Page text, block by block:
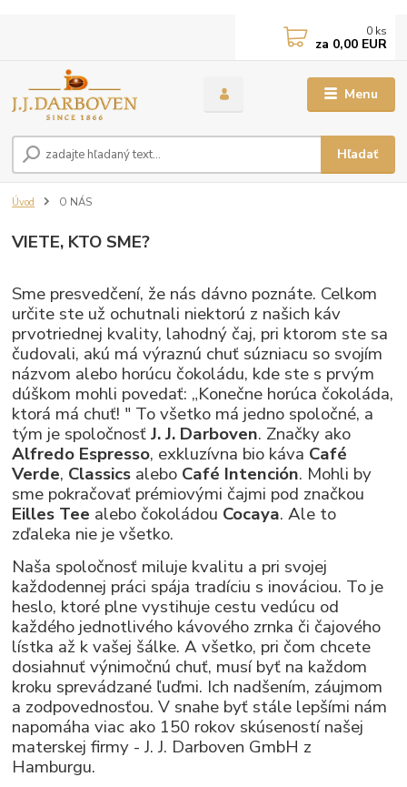
Menu
Hľadať
0 ks
za 0,00 EUR
Úvod O NÁS
VIETE, KTO SME?
Sme presvedčení, že nás dávno poznáte. Celkom
určite ste už ochutnali niektorú z našich káv
prvotriednej kvality, lahodný čaj, pri ktorom ste sa
čudovali, akú má výraznú chuť súzniacu so svojím
názvom alebo horúcu čokoládu, kde ste s prvým
dúškom mohli povedať: „Konečne horúca čokoláda,
ktorá má chuť! " To všetko má jedno spoločné, a
tým je spoločnosťJ. J. Darboven. Značky ako
Alfredo Espresso, exkluzívna bio káva Café
Verde, Classics alebo Café Intención. Mohli by
sme pokračovať prémiovými čajmi pod značkou
Eilles Tee alebo čokoládou Cocaya. Ale to
zďaleka nie je všetko.
Naša spoločnosť miluje kvalitu a pri svojej
každodennej práci spája tradíciu s inováciou. To je
heslo, ktoré plne vystihuje cestu vedúcu od
každého jednotlivého kávového zrnka či čajového
lístka až k vašej šálke. A všetko, pri čom chcete
dosiahnuť výnimočnú chuť, musí byť na každom
kroku sprevádzané ľuďmi. Ich nadšením, záujmom
a zodpovednosťou. V snahe byť stále lepšími nám
napomáha viac ako 150 rokov skúseností našej
materskej firmy - J. J. Darboven GmbH z
Hamburgu.